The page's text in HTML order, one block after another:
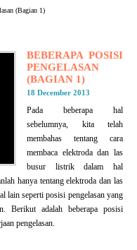
(Bagian 1)
BEBERAPA POSISI
PENGELASAN
(BAGIAN 1)
18 December 2013
Pada beberapa hal
sebelumnya, kita telah
membahas tentang cara
membaca elektroda dan las
busur listrik dalam hal
hanya tentang elektroda dan las
lain seperti posisi pengelasan yang
Berikut adalah beberapa posisi
pengelasan.